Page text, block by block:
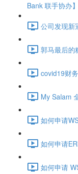
Bank 联手协办
公司发现新
郭马最后的
covid19财
My Salam
如何申请
如何申请
如何申请